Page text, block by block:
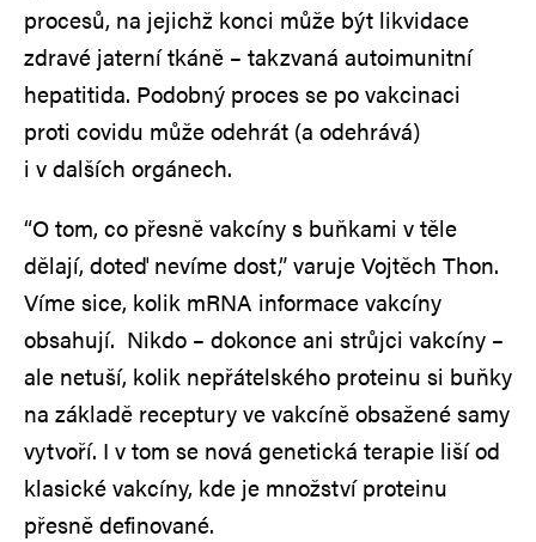
procesů, na jejichž konci může být likvidace
zdravé jaterní tkáně – takzvaná autoimunitní
hepatitida. Podobný proces se po vakcinaci
proti covidu může odehrát (a odehrává)
i v dalších orgánech.
“O tom, co přesně vakcíny s buňkami v těle
dělají, doteď nevíme dost,” varuje Vojtěch Thon.
Víme sice, kolik mRNA informace vakcíny
obsahují. Nikdo – dokonce ani strůjci vakcíny –
ale netuší, kolik nepřátelského proteinu si buňky
na základě receptury ve vakcíně obsažené samy
vytvoří. I v tom se nová genetická terapie liší od
klasické vakcíny, kde je množství proteinu
přesně definované.